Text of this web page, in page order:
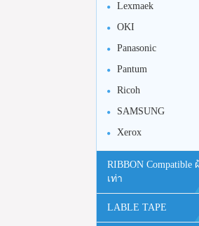
Lexmaek
OKI
Panasonic
Pantum
Ricoh
SAMSUNG
Xerox
RIBBON Compatible
เท่า
LABLE TAPE